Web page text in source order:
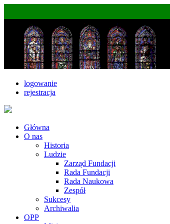
logowanie
rejestracja
Główna
O nas
Historia
Ludzie
Zarząd Fundacji
Rada Fundacji
Rada Naukowa
Zespół
Sukcesy
Archiwalia
OPP